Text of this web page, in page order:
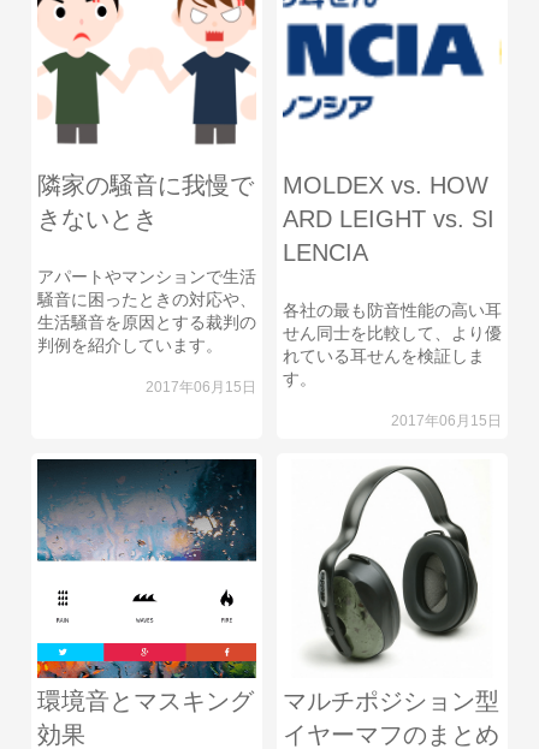
隣家の騒音に我慢で
きないとき
アパートやマンションで生活
騒音に困ったときの対応や、
生活騒音を原因とする裁判の
判例を紹介しています。
2017年06月15日
MOLDEX vs. HOW
ARD LEIGHT vs. SI
LENCIA
各社の最も防音性能の高い耳
せん同士を比較して、より優
れている耳せんを検証しま
す。
2017年06月15日
環境音とマスキング
効果
マルチポジション型
イヤーマフのまとめ